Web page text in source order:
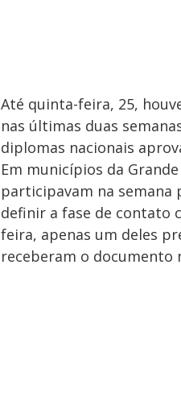
Até quinta-feira, 25,
nas últimas duas
diplomas nacionais
Em municípios da
participavam na semana
definir a fase de contato
feira, apenas um deles
receberam o documento